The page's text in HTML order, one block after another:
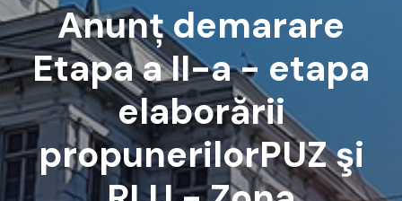
Anunț demarare
Etapa a II-a - etapa
elaborării
propunerilorPUZ şi